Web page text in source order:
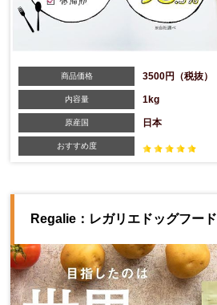
商品価格 3500円（税抜）
内容量 1kg
原産国 日本
おすすめ度
Regalie：レガリエドッグフード